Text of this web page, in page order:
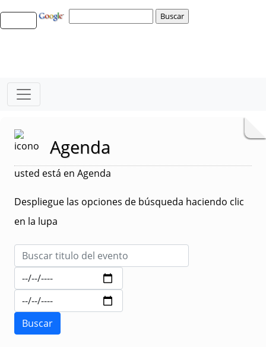
Agenda
usted está en Agenda
Despliegue las opciones de búsqueda haciendo clic
en la lupa